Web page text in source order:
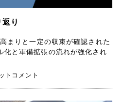
り
まりと一定の収束が確認された
化と軍備拡張の流れが強化され
トコメント